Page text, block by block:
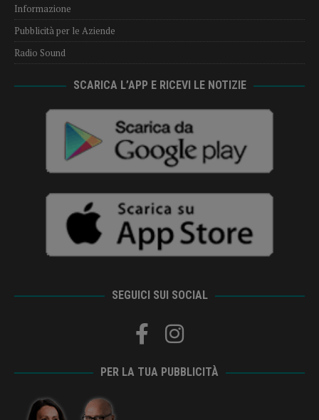
Informazione
Pubblicità per le Aziende
Radio Sound
SCARICA L’APP E RICEVI LE NOTIZIE
SEGUICI SUI SOCIAL
PER LA TUA PUBBLICITÀ